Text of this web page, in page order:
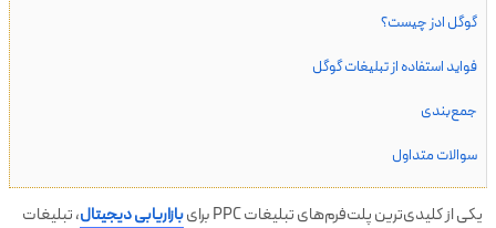
گوگل ادز چیست؟
فواید استفاده از تبلیغات گوگل
جمع‌بندی
سوالات متداول
یکی از کلیدی‌ترین پلت‌فرم‌های تبلیغات PPC برای بازاریابی دیجیتال، تبلیغات